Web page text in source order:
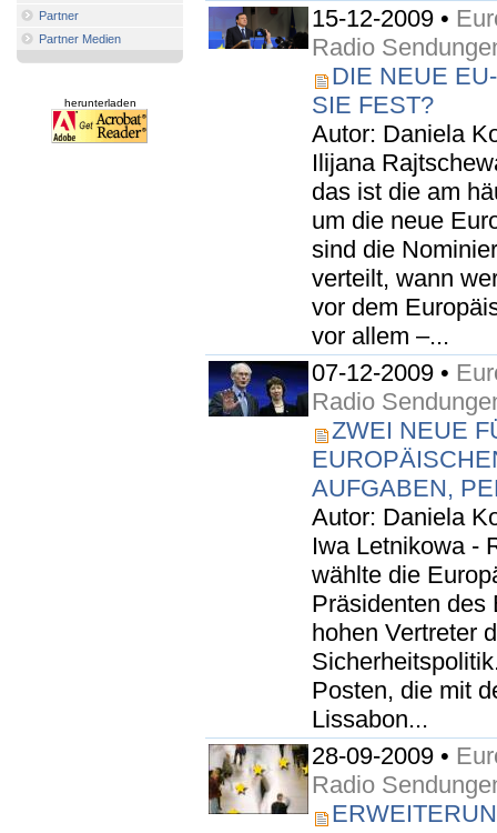
Partner
Partner Medien
herunterladen
15-12-2009 •
Radio
DIE NEUE
SIE FEST?
Autor: Daniela
Ilijana
das ist die am
um die neue
sind die
verteilt, wann
vor dem
vor allem –...
07-12-2009 •
Radio
ZWEI NEUE
AUFGABEN,
Autor: Daniela
Iwa Letnikowa -
wählte die
Präsidenten des
hohen Vertreter
Posten, die mit
Lissabon...
28-09-2009 •
Radio